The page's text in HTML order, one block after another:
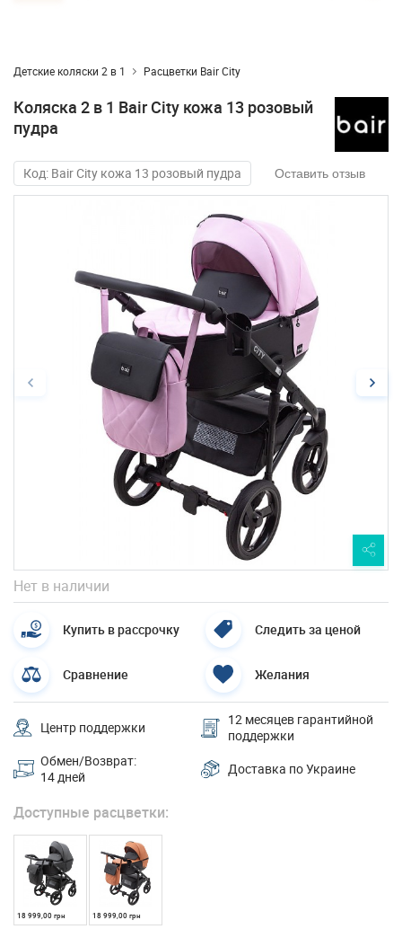
Детские коляски 2 в 1 Расцветки Bair City
Коляска 2 в 1 Bair City кожа 13 розовый
пудра
Код: Bair City кожа 13 розовый пудра Оставить отзыв
Нет в наличии
Купить в рассрочку Следить за ценой
Сравнение Желания
Центр поддержки
12 месяцев гарантийной
поддержки
Обмен/Возврат:
14 дней
Доставка по Украине
Доступные расцветки:
18 999,00 грн 18 999,00 грн